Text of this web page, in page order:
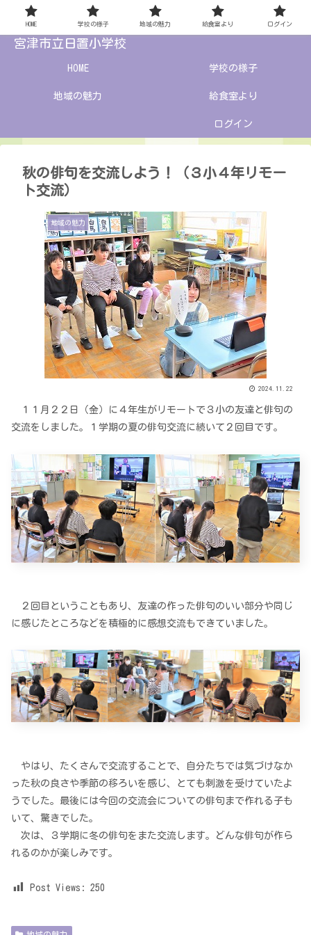
宮津市立日置小学校
HOME 学校の様子
地域の魅力 給食室より
ログイン
秋の俳句を交流しよう！（３小４年リモー
ト交流）
地域の魅力
2024.11.22
１１月２２日（金）に４年生がリモートで３小の友達と俳句の
交流をしました。１学期の夏の俳句交流に続いて２回目です。
２回目ということもあり、友達の作った俳句のいい部分や同じ
に感じたところなどを積極的に感想交流もできていました。
やはり、たくさんで交流することで、自分たちでは気づけなか
った秋の良さや季節の移ろいを感じ、とても刺激を受けていたよ
うでした。最後には今回の交流会についての俳句まで作れる子も
いて、驚きでした。
次は、３学期に冬の俳句をまた交流します。どんな俳句が作ら
れるのかが楽しみです。
Post Views: 250
HOME 学校の様子 地域の魅力 給食室より ログイン